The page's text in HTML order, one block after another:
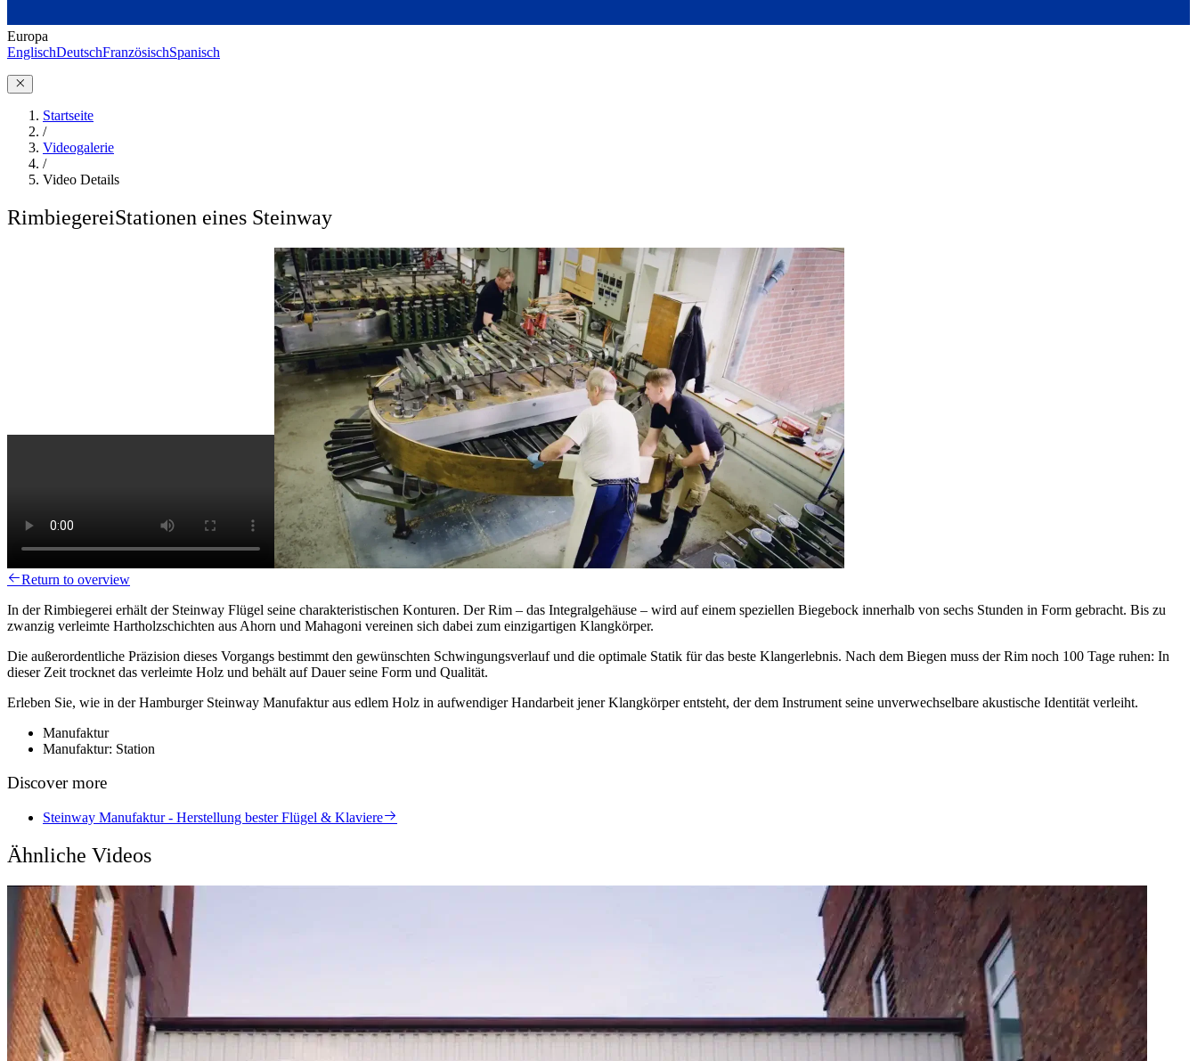
Europa
EnglischDeutschFranzösischSpanisch
Startseite
/
Videogalerie
/
Video Details
RimbiegereiStationen eines Steinway
Return to overview
In der Rimbiegerei erhält der Steinway Flügel seine charakteristischen Konturen. Der Rim – das Integralgehäuse – wird auf einem speziellen Biegebock innerhalb von sechs Stunden in Form gebracht. Bis zu
zwanzig verleimte Hartholzschichten aus Ahorn und Mahagoni vereinen sich dabei zum einzigartigen Klangkörper.
Die außerordentliche Präzision dieses Vorgangs bestimmt den gewünschten Schwingungsverlauf und die optimale Statik für das beste Klangerlebnis. Nach dem Biegen muss der Rim noch 100 Tage ruhen: In
dieser Zeit trocknet das verleimte Holz und behält auf Dauer seine Form und Qualität.
Erleben Sie, wie in der Hamburger Steinway Manufaktur aus edlem Holz in aufwendiger Handarbeit jener Klangkörper entsteht, der dem Instrument seine unverwechselbare akustische Identität verleiht.
Manufaktur
Manufaktur: Station
Discover more
Steinway Manufaktur - Herstellung bester Flügel & Klaviere
Ähnliche Videos